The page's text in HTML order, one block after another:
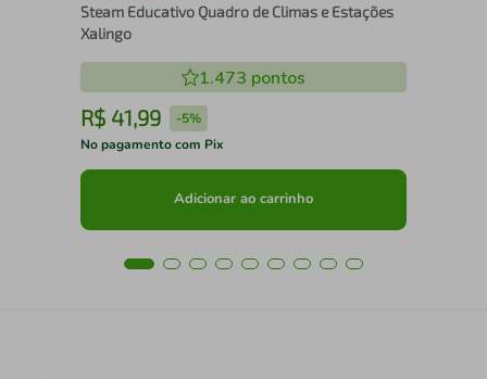
Steam Educativo Quadro de Climas e Estações
Xalingo
1.473 pontos
R$ 41,99 -5%
No pagamento com Pix
Adicionar ao carrinho